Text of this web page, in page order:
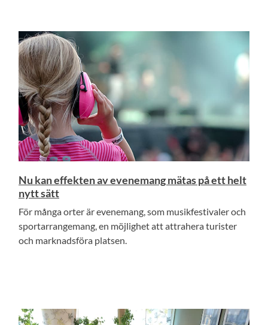
Nu kan effekten av evenemang mätas på ett helt
nytt sätt
För många orter är evenemang, som musikfestivaler och
sportarrangemang, en möjlighet att attrahera turister
och marknadsföra platsen.